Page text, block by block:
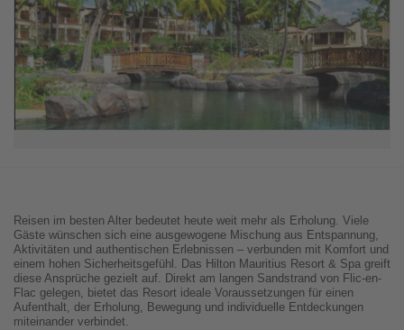
Reisen im besten Alter bedeutet heute weit mehr als Erholung. Viele
Gäste wünschen sich eine ausgewogene Mischung aus Entspannung,
Aktivitäten und authentischen Erlebnissen – verbunden mit Komfort und
einem hohen Sicherheitsgefühl. Das Hilton Mauritius Resort & Spa greift
diese Ansprüche gezielt auf. Direkt am langen Sandstrand von Flic-en-
Flac gelegen, bietet das Resort ideale Voraussetzungen für einen
Aufenthalt, der Erholung, Bewegung und individuelle Entdeckungen
miteinander verbindet.